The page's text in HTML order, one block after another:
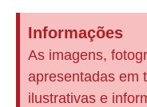
Informações
As imagens,
apresentadas em
ilustrativas e